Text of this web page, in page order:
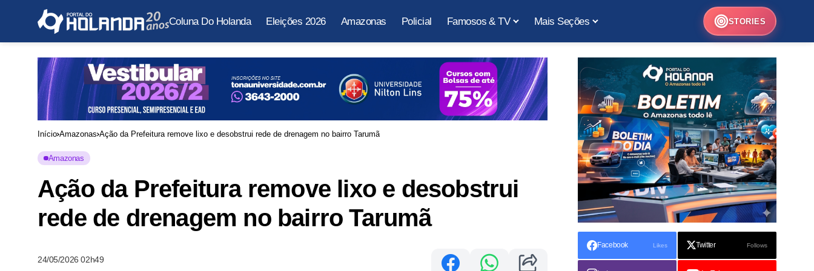
Coluna Do Holanda Eleições 2026 Amazonas Policial Famosos & TV Mais Seções STORIES
Início Amazonas Ação da Prefeitura remove lixo e desobstrui rede de drenagem no bairro Tarumã
Amazonas
Ação da Prefeitura remove lixo e desobstrui
rede de drenagem no bairro Tarumã
24/05/2026 02h49
Facebook Likes Twitter Follows